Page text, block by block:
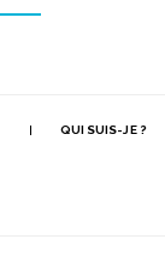
QUI SUIS-JE ?